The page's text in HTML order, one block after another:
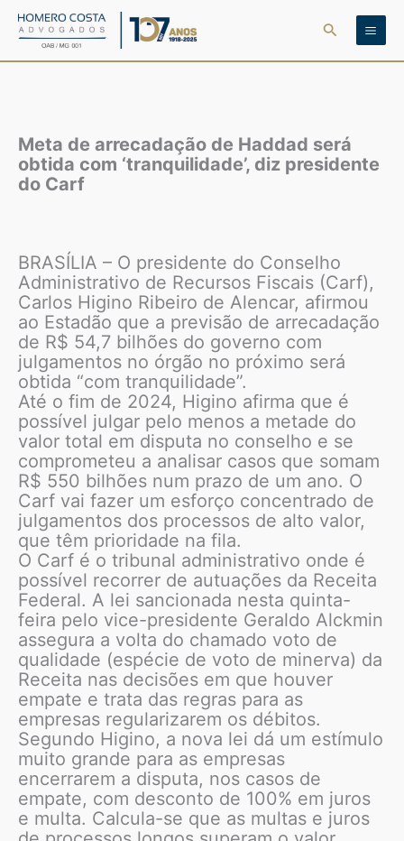
para
Pesquisar
Meta de arrecadação de Haddad será
obtida com ‘tranquilidade’, diz presidente
do Carf
BRASÍLIA – O presidente do Conselho
Administrativo de Recursos Fiscais (Carf),
Carlos Higino Ribeiro de Alencar, afirmou
ao Estadão que a previsão de arrecadação
de R$ 54,7 bilhões do governo com
julgamentos no órgão no próximo será
obtida “com tranquilidade”.
Até o fim de 2024, Higino afirma que é
possível julgar pelo menos a metade do
valor total em disputa no conselho e se
comprometeu a analisar casos que somam
R$ 550 bilhões num prazo de um ano. O
Carf vai fazer um esforço concentrado de
julgamentos dos processos de alto valor,
que têm prioridade na fila.
O Carf é o tribunal administrativo onde é
possível recorrer de autuações da Receita
Federal. A lei sancionada nesta quinta-
feira pelo vice-presidente Geraldo Alckmin
assegura a volta do chamado voto de
qualidade (espécie de voto de minerva) da
Receita nas decisões em que houver
empate e trata das regras para as
empresas regularizarem os débitos.
Segundo Higino, a nova lei dá um estímulo
muito grande para as empresas
encerrarem a disputa, nos casos de
empate, com desconto de 100% em juros
e multa. Calcula-se que as multas e juros